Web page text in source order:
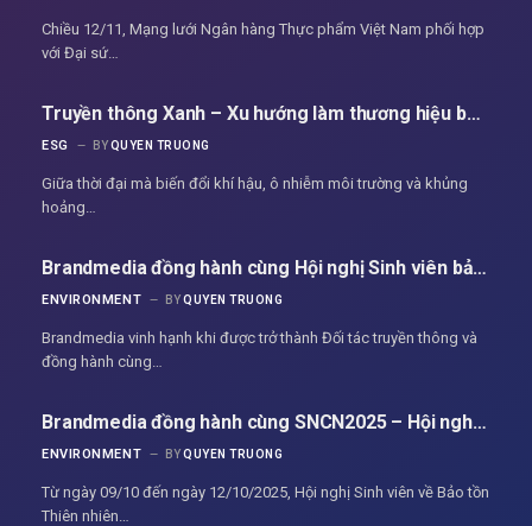
Chiều 12/11, Mạng lưới Ngân hàng Thực phẩm Việt Nam phối hợp
với Đại sứ…
Truyền thông Xanh – Xu hướng làm thương hiệu bền
vững của doanh nghiệp hiện đại
ESG BY QUYEN TRUONG
Giữa thời đại mà biến đổi khí hậu, ô nhiễm môi trường và khủng
hoảng…
Brandmedia đồng hành cùng Hội nghị Sinh viên bảo
tồn thiên nhiên SCNC 2025 – Từ hành động đến
ENVIRONMENT BYQUYEN TRUONG
Brandmedia vinh hạnh khi được trở thành Đối tác truyền thông và
đồng hành cùng…
Brandmedia đồng hành cùng SNCN2025 – Hội nghị
sinh viên về bảo tồn thiên nhiên sắp được diễn ra
ENVIRONMENT BYQUYEN TRUONG
Từ ngày 09/10 đến ngày 12/10/2025, Hội nghị Sinh viên về Bảo tồn
Thiên nhiên…